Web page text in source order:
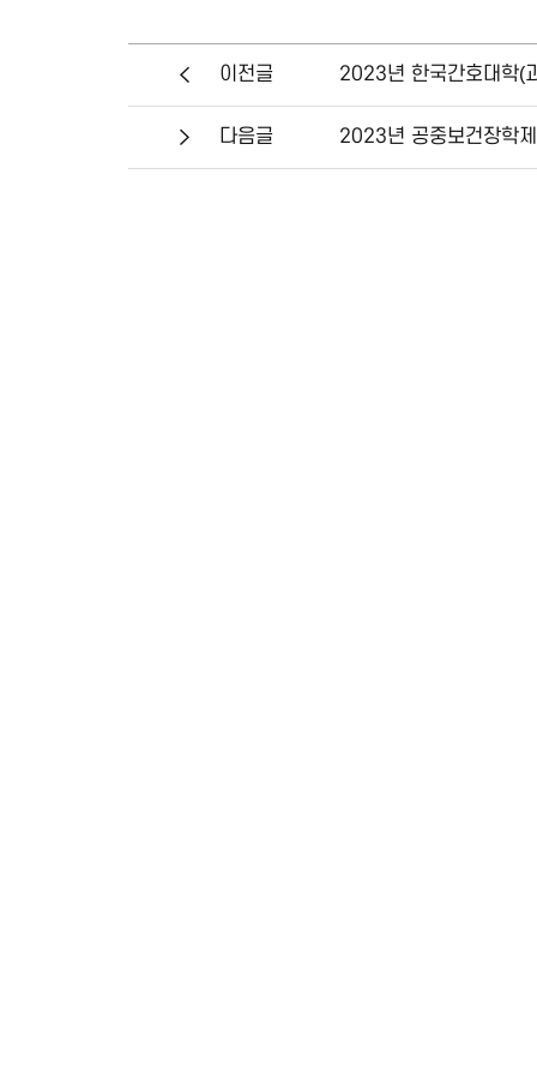
이전글 2023년 한국간호대학(
다음글 2023년 공중보건장학